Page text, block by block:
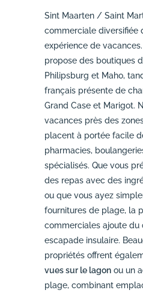
Sint Maarten / Saint
commerciale diversifiée
expérience de
propose des boutiques
Philipsburg et Maho,
français présente de
Grand Case et Marigot.
vacances près des
placent à portée facile
pharmacies,
spécialisés. Que vous
des repas avec des
ou que vous ayez
fournitures de plage, la
commerciales ajoute du
escapade insulaire.
propriétés offrent
vues sur le lagon ou un
plage, combinant